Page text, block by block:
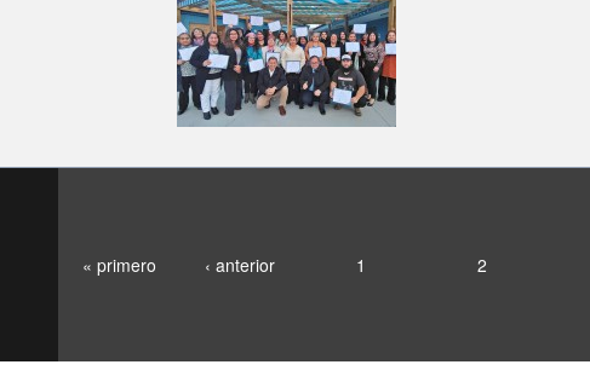
« primero ‹ anterior 1 2